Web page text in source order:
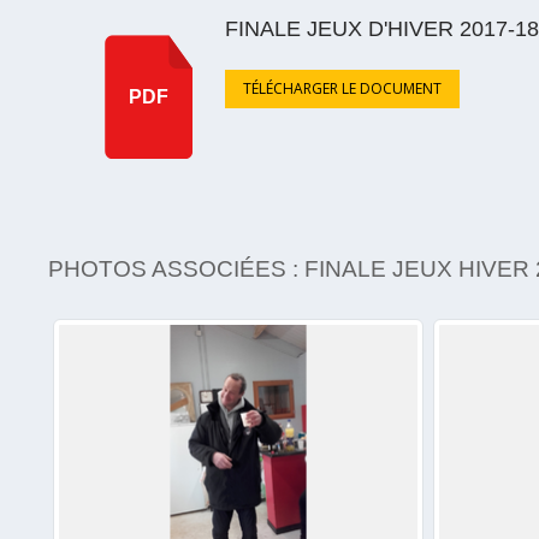
PDF
FINALE JEUX D'HIVER 2017-18
TÉLÉCHARGER LE DOCUMENT
PHOTOS ASSOCIÉES : FINALE JEUX HIVER